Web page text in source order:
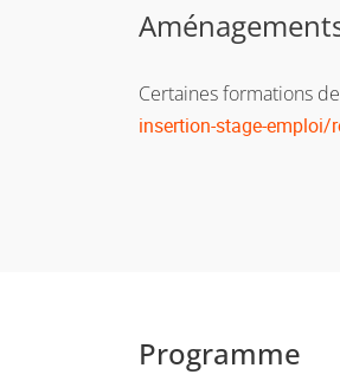
Certaines formations
insertion-stage-
Programme